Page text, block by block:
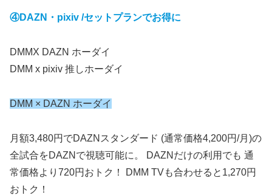
④DAZN・pixiv /セットプランでお得に
DMMX DAZN ホーダイ
DMM x pixiv 推しホーダイ
DMM × DAZN ホーダイ
月額3,480円でDAZNスタンダード (通常価格4,200円/月)の
全試合をDAZNで視聴可能に。 DAZNだけの利用でも 通
常価格より720円おトク！ DMM TVも合わせると1,270円
おトク！